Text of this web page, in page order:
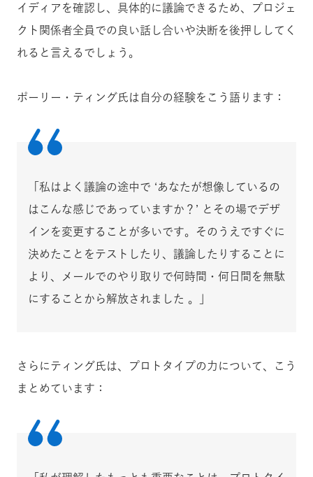
イディアを確認し、具体的に議論できるため、プロジェ
クト関係者全員での良い話し合いや決断を後押ししてく
れると言えるでしょう。
ポーリー・ティング氏は自分の経験をこう語ります：
「私はよく議論の途中で ‘あなたが想像しているの
はこんな感じであっていますか？’ とその場でデザ
インを変更することが多いです。そのうえですぐに
決めたことをテストしたり、議論したりすることに
より、メールでのやり取りで何時間・何日間を無駄
にすることから解放されました 。」
さらにティング氏は、プロトタイプの力について、こう
まとめています：